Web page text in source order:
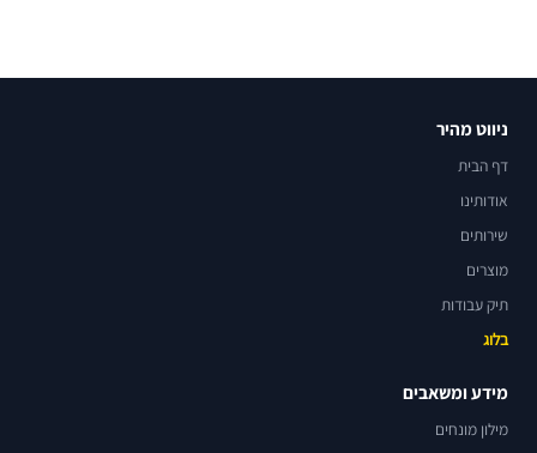
ניווט מהיר
דף הבית
אודותינו
שירותים
מוצרים
תיק עבודות
בלוג
מידע ומשאבים
מילון מונחים